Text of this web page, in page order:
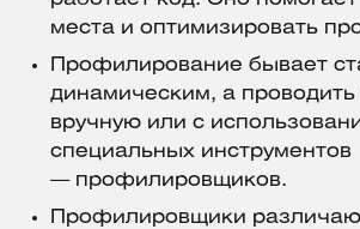
места и оптимизировать
Профилирование бывает
динамическим, а
вручную или с
специальных инструментов
— профилировщиков.
Профилировщики